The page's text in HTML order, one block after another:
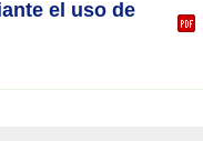
el uso de